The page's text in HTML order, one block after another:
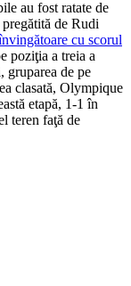
au fost ratate de
de Rudi
cu scorul
poziţia a treia a
gruparea de pe
clasată, Olympique
etapă, 1-1 în
teren faţă de